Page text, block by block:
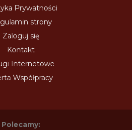
Prywatności
strony
Zaloguj się
Kontakt
Internetowe
Współpracy
Polecamy: